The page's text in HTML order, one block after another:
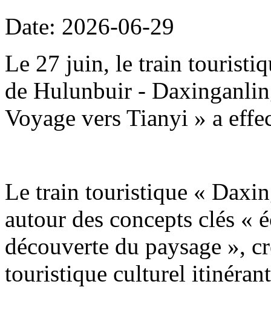
Date: 2026-06-29
Le 27 juin, le train
de Hulunbuir -
Voyage vers Tianyi » a
Le train touristique «
autour des concepts clés «
découverte du paysage »,
touristique culturel